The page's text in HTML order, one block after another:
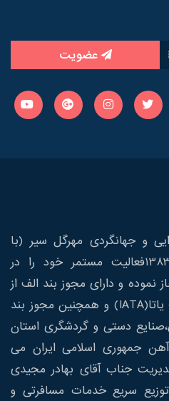
عضویت
جهانگردی مهرگل سیر (با
مسولیت محدود) از سال 1383فعالیت مستمر خود را در
و دارای مجوز بند الف از
هواپیمایی کشوری و عضویت یاتا(IATA) و همچنین مجوز بند
دستی و گردشگری استان
جمهوری اسلامی ایران می
جناب آقای بهادر مجیدی
سریع خدمات مسافرتی و